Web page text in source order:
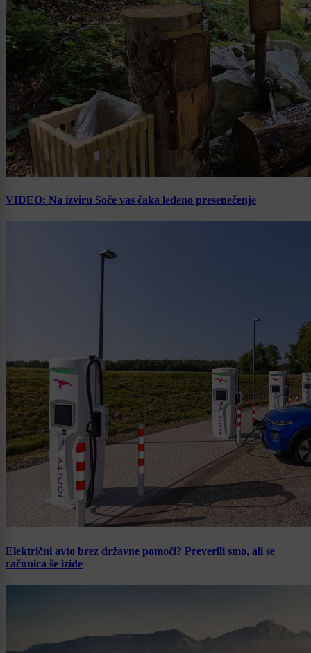
VIDEO: Na izviru Soče vas čaka ledeno presenečenje
Električni avto brez državne pomoči? Preverili smo, ali se
računica še izide